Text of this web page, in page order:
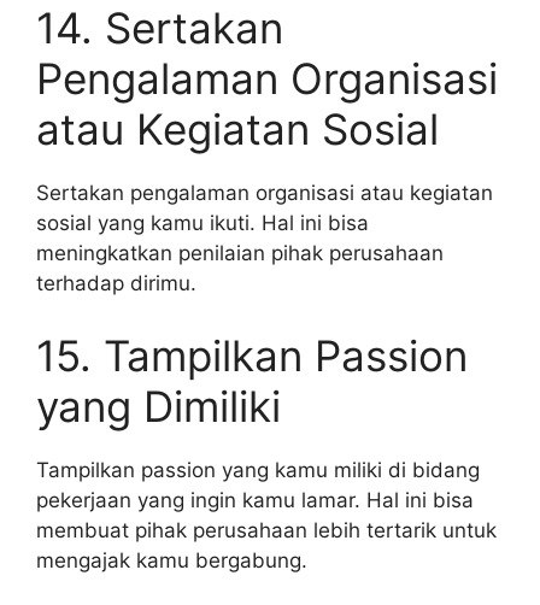
14. Sertakan
Pengalaman Organisasi
atau Kegiatan Sosial
Sertakan pengalaman organisasi atau kegiatan
sosial yang kamu ikuti. Hal ini bisa
meningkatkan penilaian pihak perusahaan
terhadap dirimu.
15. Tampilkan Passion
yang Dimiliki
Tampilkan passion yang kamu miliki di bidang
pekerjaan yang ingin kamu lamar. Hal ini bisa
membuat pihak perusahaan lebih tertarik untuk
mengajak kamu bergabung.